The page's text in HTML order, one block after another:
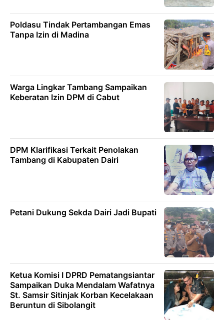
Poldasu Tindak Pertambangan Emas
Tanpa Izin di Madina
Warga Lingkar Tambang Sampaikan
Keberatan Izin DPM di Cabut
DPM Klarifikasi Terkait Penolakan
Tambang di Kabupaten Dairi
Petani Dukung Sekda Dairi Jadi Bupati
Ketua Komisi I DPRD Pematangsiantar
Sampaikan Duka Mendalam Wafatnya
St. Samsir Sitinjak Korban Kecelakaan
Beruntun di Sibolangit